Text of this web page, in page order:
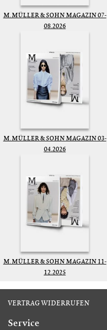
M. MÜLLER & SOHN MAGAZIN 07-
08.2026
M. MÜLLER & SOHN MAGAZIN 03-
04.2026
M. MÜLLER & SOHN MAGAZIN 11-
12.2025
VERTRAG WIDERRUFEN
Service